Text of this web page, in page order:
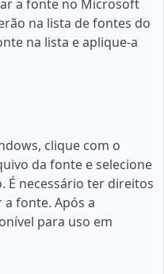
a fonte no Microsoft
na lista de fontes do
na lista e aplique-a
clique com o
da fonte e selecione
É necessário ter direitos
fonte. Após a
para uso em